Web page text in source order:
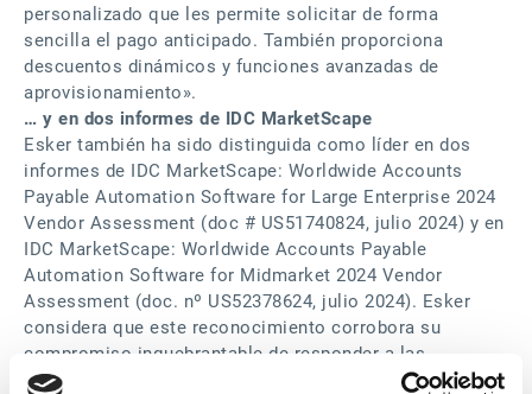
personalizado que les permite solicitar de forma
sencilla el pago anticipado. También proporciona
descuentos dinámicos y funciones avanzadas de
aprovisionamiento».
… y en dos informes de IDC MarketScape
Esker también ha sido distinguida como líder en dos
informes de IDC MarketScape: Worldwide Accounts
Payable Automation Software for Large Enterprise 2024
Vendor Assessment (doc # US51740824, julio 2024) y en
IDC MarketScape: Worldwide Accounts Payable
Automation Software for Midmarket 2024 Vendor
Assessment (doc. nº US52378624, julio 2024). Esker
considera que este reconocimiento corrobora su
compromiso inquebrantable de responder a las
necesidades de los clientes y ofrecer soluciones